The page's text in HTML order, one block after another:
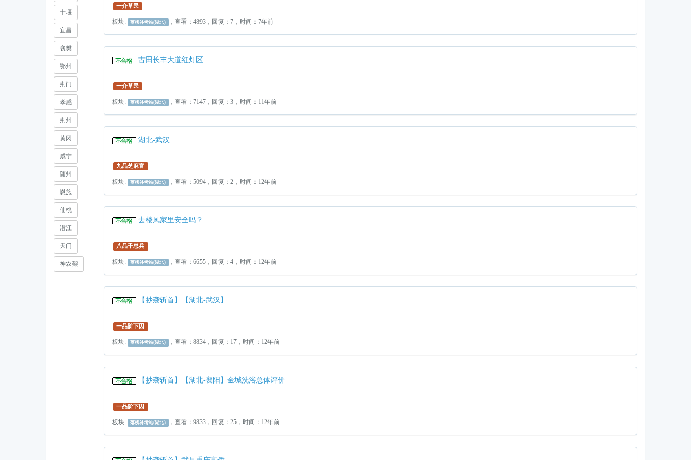
十堰
宜昌
襄樊
鄂州
荆门
孝感
荆州
黄冈
咸宁
随州
恩施
仙桃
潜江
天门
神农架
一介草民
板块: 落榜补考站(湖北) ，查看：4893，回复：7，时间：7年前
古田长丰大道红灯区
一介草民
板块: 落榜补考站(湖北) ，查看：7147，回复：3，时间：11年前
湖北-武汉
九品芝麻官
板块: 落榜补考站(湖北) ，查看：5094，回复：2，时间：12年前
去楼凤家里安全吗？
八品千总兵
板块: 落榜补考站(湖北) ，查看：6655，回复：4，时间：12年前
【抄袭斩首】【湖北-武汉】
一品阶下囚
板块: 落榜补考站(湖北) ，查看：8834，回复：17，时间：12年前
【抄袭斩首】【湖北-襄阳】金城洗浴总体评价
一品阶下囚
板块: 落榜补考站(湖北) ，查看：9833，回复：25，时间：12年前